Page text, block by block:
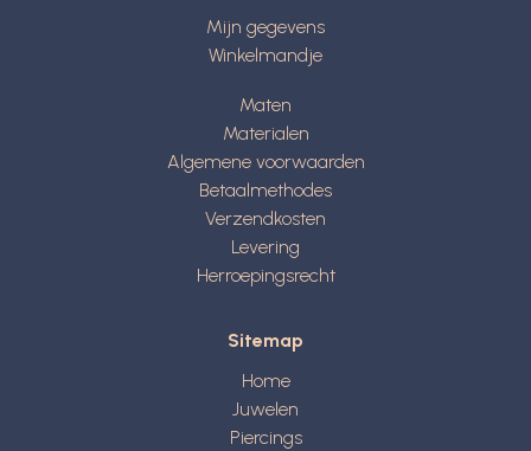
Mijn gegevens
Winkelmandje
Maten
Materialen
Algemene voorwaarden
Betaalmethodes
Verzendkosten
Levering
Herroepingsrecht
Sitemap
Home
Juwelen
Piercings